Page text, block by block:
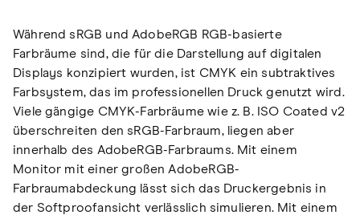
Während sRGB und AdobeRGB RGB-basierte
Farbräume sind, die für die Darstellung auf digitalen
Displays konzipiert wurden, ist CMYK ein subtraktives
Farbsystem, das im professionellen Druck genutzt wird.
Viele gängige CMYK-Farbräume wie z. B. ISO Coated v2
überschreiten den sRGB-Farbraum, liegen aber
innerhalb des AdobeRGB-Farbraums. Mit einem
Monitor mit einer großen AdobeRGB-
Farbraumabdeckung lässt sich das Druckergebnis in
der Softproofansicht verlässlich simulieren. Mit einem